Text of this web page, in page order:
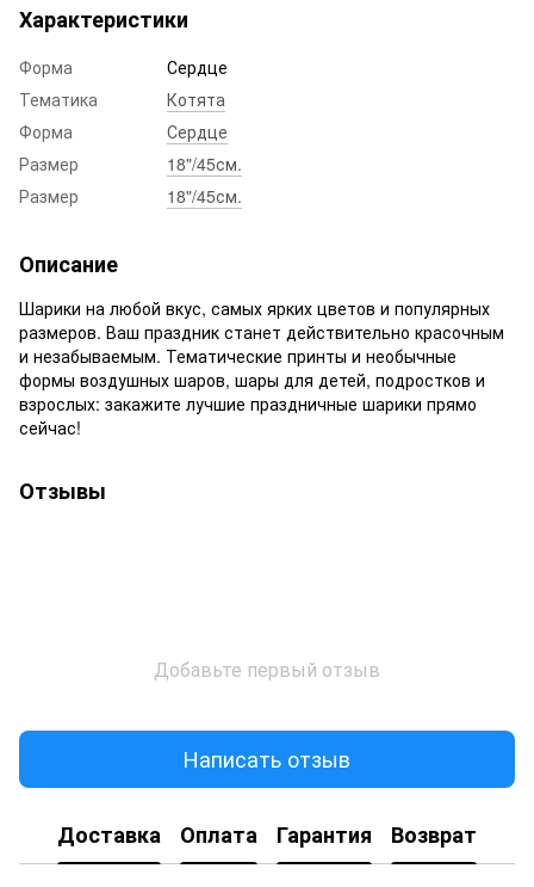
Характеристики
Форма
Сердце
Тематика
Котята
Форма
Сердце
Размер
18"/45см.
Размер
18"/45см.
Описание
Шарики на любой вкус, самых ярких цветов и популярных
размеров. Ваш праздник станет действительно красочным
и незабываемым. Тематические принты и необычные
формы воздушных шаров, шары для детей, подростков и
взрослых: закажите лучшие праздничные шарики прямо
сейчас!
Отзывы
Добавьте первый отзыв
Написать отзыв
Доставка Оплата Гарантия Возврат